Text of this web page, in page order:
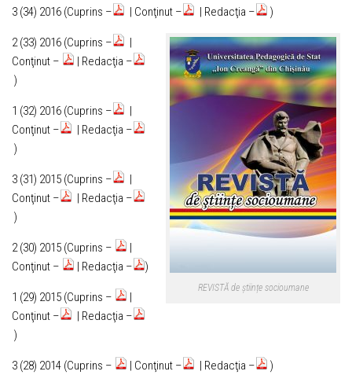
3 (34) 2016 (Cuprins – | Conţinut – | Redacţia – )
REVISTĂ de științe socioumane
2 (33) 2016 (Cuprins –
|
Conţinut –
| Redacţia –
)
1 (32) 2016 (Cuprins –
|
Conţinut –
| Redacţia –
)
3 (31) 2015 (Cuprins –
|
Conţinut –
| Redacţia –
)
2 (30) 2015 (Cuprins –
|
Conţinut –
| Redacţia – )
1 (29) 2015 (Cuprins –
|
Conţinut –
| Redacţia –
)
3 (28) 2014 (Cuprins – | Conţinut – | Redacţia – )